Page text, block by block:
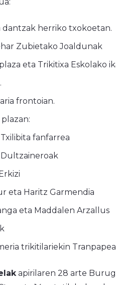
dantzak herriko txokoetan.
Zubietako Joaldunak
eta Trikitixa Eskolako
frontoian.
fanfarrea
eta Haritz Garmendia
eta Maddalen Arzallus
trikitilariekin
apirilaren 28 arte